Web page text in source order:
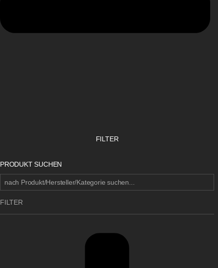
FILTER
PRODUKT SUCHEN
FILTER